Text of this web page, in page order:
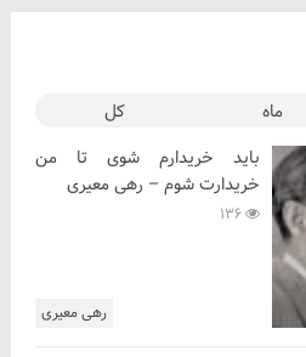
ماه کل
رهی معیری
باید خریدارم شوی تا من
خریدارت شوم – رهی معیری